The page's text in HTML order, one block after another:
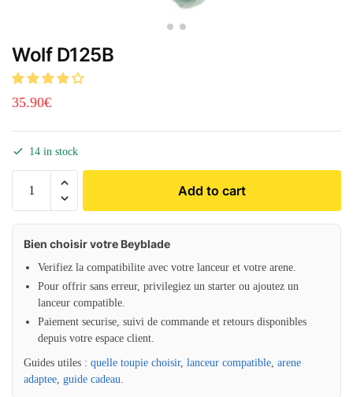
Wolf D125B
35.90€
14 in stock
Add to cart
Bien choisir votre Beyblade
Verifiez la compatibilite avec votre lanceur et votre arene.
Pour offrir sans erreur, privilegiez un starter ou ajoutez un
lanceur compatible.
Paiement securise, suivi de commande et retours disponibles
depuis votre espace client.
Guides utiles : quelle toupie choisir, lanceur compatible arene
adaptee guide cadeau